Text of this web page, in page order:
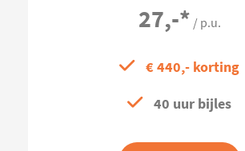
27,-* / p.u.
€ 440,- korting
40 uur bijles